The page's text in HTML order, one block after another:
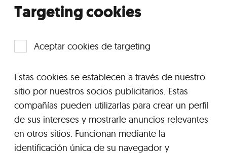
Targeting cookies
Aceptar cookies de targeting
Estas cookies se establecen a través de nuestro
sitio por nuestros socios publicitarios. Estas
compañías pueden utilizarlas para crear un perfil
de sus intereses y mostrarle anuncios relevantes
en otros sitios. Funcionan mediante la
identificación única de su navegador y